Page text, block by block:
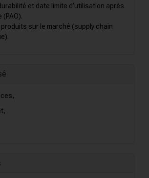
et date limite d’utilisation après
(PAO).
produits sur le marché (supply chain